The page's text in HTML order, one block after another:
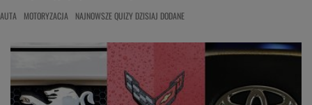
AUTA MOTORYZACJA NAJNOWSZE QUIZY DZISIAJ DODANE